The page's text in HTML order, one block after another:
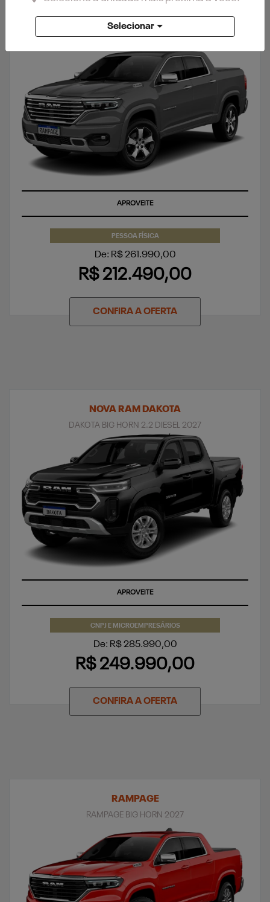
RAMPAGE
RAMPAGE LARAMIE 2.0 TURBO FLEX 2027
APROVEITE
PESSOA FÍSICA
De: R$ 261.990,00
R$ 212.490,00
CONFIRA A OFERTA
NOVA RAM DAKOTA
DAKOTA BIG HORN 2.2 DIESEL 2027
APROVEITE
CNPJ E MICROEMPRESÁRIOS
De: R$ 285.990,00
R$ 249.990,00
CONFIRA A OFERTA
RAMPAGE
RAMPAGE BIG HORN 2027
Selecionar